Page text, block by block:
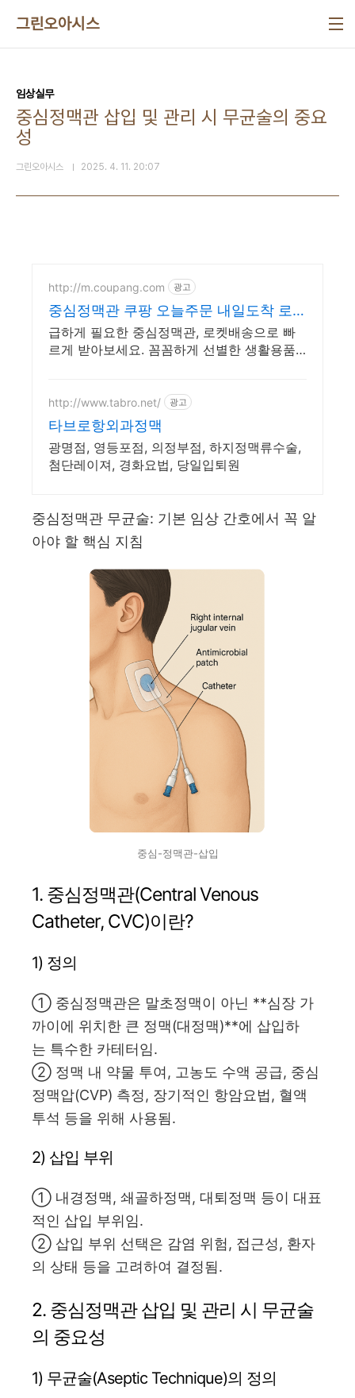
그린오아시스
임상실무
중심정맥관 삽입 및 관리 시 무균술의 중요
성
그린오아시스 2025. 4. 11. 20:07
http://m.coupang.com 광고
중심정맥관 쿠팡 오늘주문 내일도착 로켓
배송
급하게 필요한 중심정맥관, 로켓배송으로 빠
르게 받아보세요. 꼼꼼하게 선별한 생활용품,
http://www.tabro.net/ 광고
타브로항외과정맥
광명점, 영등포점, 의정부점, 하지정맥류수술,
첨단레이져, 경화요법, 당일입퇴원
중심정맥관 무균술: 기본 임상 간호에서 꼭 알
아야 할 핵심 지침
중심-정맥관-삽입
1. 중심정맥관(Central Venous
Catheter, CVC)이란?
1) 정의
① 중심정맥관은 말초정맥이 아닌 **심장 가
까이에 위치한 큰 정맥(대정맥)**에 삽입하
는 특수한 카테터임.
② 정맥 내 약물 투여, 고농도 수액 공급, 중심
정맥압(CVP) 측정, 장기적인 항암요법, 혈액
투석 등을 위해 사용됨.
2) 삽입 부위
① 내경정맥, 쇄골하정맥, 대퇴정맥 등이 대표
적인 삽입 부위임.
② 삽입 부위 선택은 감염 위험, 접근성, 환자
의 상태 등을 고려하여 결정됨.
2. 중심정맥관 삽입 및 관리 시 무균술
의 중요성
1) 무균술(Aseptic Technique)의 정의